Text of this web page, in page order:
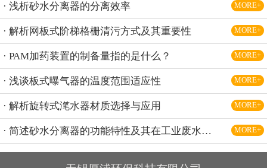
· 浅析砂水分离器的分离效率 MORE+
· 解析网板式阶梯格栅清污方式及其重要性 MORE+
· PAM加药装置的制备量指的是什么？ MORE+
· 浅谈板式曝气器的温度范围适应性 MORE+
· 解析旋转式滗水器材质选择与应用 MORE+
· 简述砂水分离器的功能特性及其在工业废水处理中的应用 MORE+